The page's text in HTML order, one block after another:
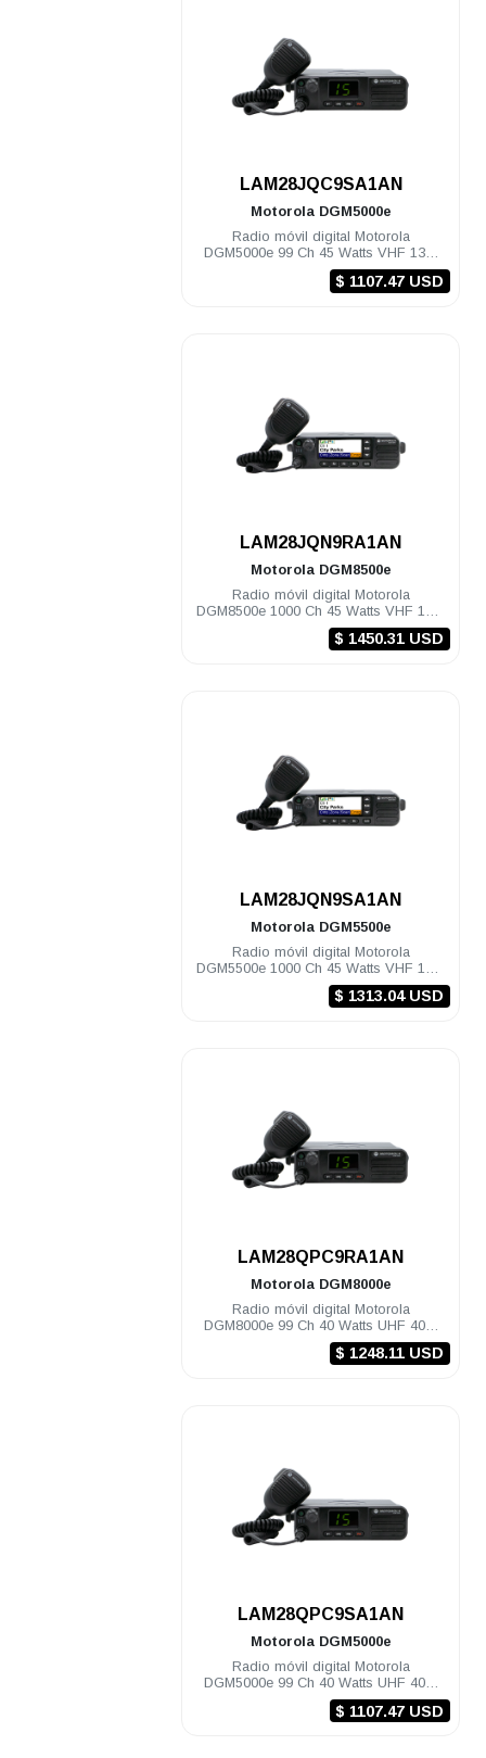
LAM28JQC9SA1AN
Motorola DGM5000e
Radio móvil digital Motorola
DGM5000e 99 Ch 45 Watts VHF 136-
174 Mhz
$ 1107.47 USD
LAM28JQN9RA1AN
Motorola DGM8500e
Radio móvil digital Motorola
DGM8500e 1000 Ch 45 Watts VHF 136-
174 Mhz c/gps
$ 1450.31 USD
LAM28JQN9SA1AN
Motorola DGM5500e
Radio móvil digital Motorola
DGM5500e 1000 Ch 45 Watts VHF 136-
174 Mhz s/gps
$ 1313.04 USD
LAM28QPC9RA1AN
Motorola DGM8000e
Radio móvil digital Motorola
DGM8000e 99 Ch 40 Watts UHF 403-
470 Mhz c/gps
$ 1248.11 USD
LAM28QPC9SA1AN
Motorola DGM5000e
Radio móvil digital Motorola
DGM5000e 99 Ch 40 Watts UHF 403-
470 Mhz
$ 1107.47 USD